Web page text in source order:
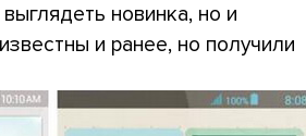
новинка, но и
и ранее, но получили